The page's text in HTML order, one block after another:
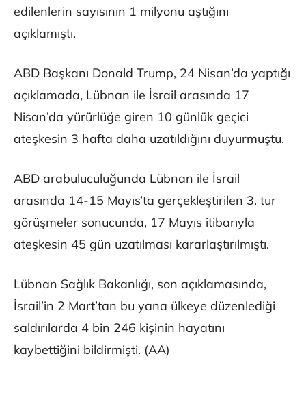
edilenlerin sayısının 1 milyonu aştığını
açıklamıştı.
ABD Başkanı Donald Trump, 24 Nisan’da yaptığı
açıklamada, Lübnan ile İsrail arasında 17
Nisan’da yürürlüğe giren 10 günlük geçici
ateşkesin 3 hafta daha uzatıldığını duyurmuştu.
ABD arabuluculuğunda Lübnan ile İsrail
arasında 14-15 Mayıs’ta gerçekleştirilen 3. tur
görüşmeler sonucunda, 17 Mayıs itibarıyla
ateşkesin 45 gün uzatılması kararlaştırılmıştı.
Lübnan Sağlık Bakanlığı, son açıklamasında,
İsrail’in 2 Mart’tan bu yana ülkeye düzenlediği
saldırılarda 4 bin 246 kişinin hayatını
kaybettiğini bildirmişti. (AA)